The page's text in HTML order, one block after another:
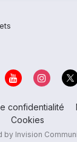
confidentialité
Cookies
by Invision